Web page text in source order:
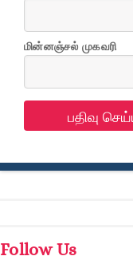
மின்னஞ்சல் முகவரி
பதிவு
Follow Us